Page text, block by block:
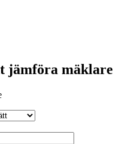
jämföra mäklare